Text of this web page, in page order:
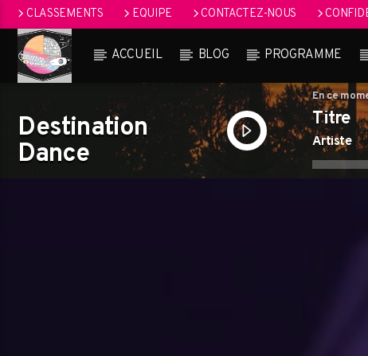
CLASSEMENTS EQUIPE CONTACTEZ-NOUS
ACCUEIL BLOG PROGRAMME
Destination
Dance
En ce
Titre
Artiste